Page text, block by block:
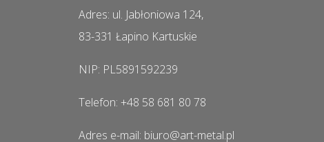
Adres: ul. Jabłoniowa 124,
83-331 Łapino Kartuskie
NIP: PL5891592239
Telefon: +48 58 681 80 78
Adres e-mail: biuro@art-metal.pl